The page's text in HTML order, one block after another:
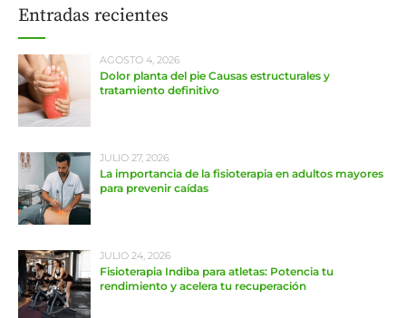
Entradas recientes
AGOSTO 4, 2026
Dolor planta del pie Causas estructurales y
tratamiento definitivo
JULIO 27, 2026
La importancia de la fisioterapia en adultos mayores
para prevenir caídas
JULIO 24, 2026
Fisioterapia Indiba para atletas: Potencia tu
rendimiento y acelera tu recuperación